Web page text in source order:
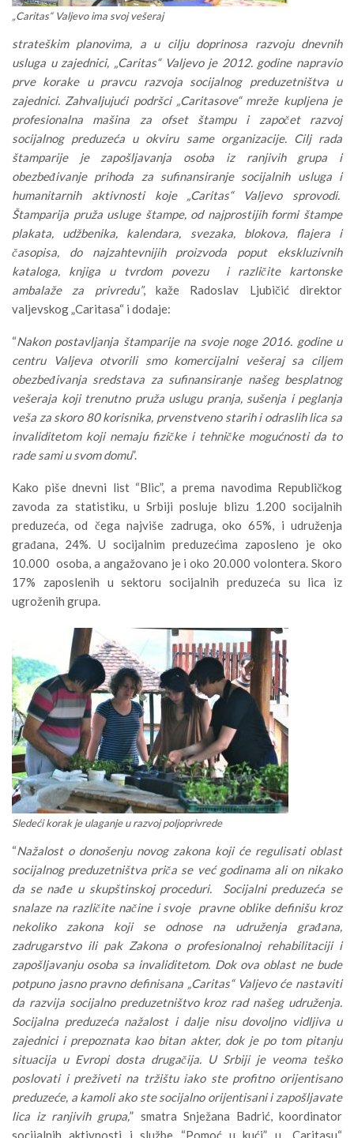
„Caritas“ Valjevo ima svoj vešeraj
strateškim planovima, a u cilju doprinosa razvoju dnevnih
usluga u zajednici, „Caritas“ Valjevo je 2012. godine napravio
prve korake u pravcu razvoja socijalnog preduzetništva u
zajednici. Zahvaljujući podršci „Caritasove“ mreže kupljena je
profesionalna mašina za ofset štampu i započet razvoj
socijalnog preduzeća u okviru same organizacije. Cilj rada
štamparije je zapošljavanja osoba iz ranjivih grupa i
obezbeđivanje prihoda za sufinansiranje socijalnih usluga i
humanitarnih aktivnosti koje „Caritas“ Valjevo sprovodi.
Štamparija pruža usluge štampe, od najprostijih formi štampe
plakata, udžbenika, kalendara, svezaka, blokova, flajera i
časopisa, do najzahtevnijih proizvoda poput ekskluzivnih
kataloga, knjiga u tvrdom povezu i različite kartonske
ambalaže za privredu”, kaže Radoslav Ljubičić direktor
valjevskog „Caritasa“ i dodaje:
“Nakon postavljanja štamparije na svoje noge 2016. godine u
centru Valjeva otvorili smo komercijalni vešeraj sa ciljem
obezbeđivanja sredstava za sufinansiranje našeg besplatnog
vešeraja koji trenutno pruža uslugu pranja, sušenja i peglanja
veša za skoro 80 korisnika, prvenstveno starih i odraslih lica sa
invaliditetom koji nemaju fizičke i tehničke mogućnosti da to
rade sami u svom domu”.
Kako piše dnevni list “Blic”, a prema navodima Republičkog
zavoda za statistiku, u Srbiji posluje blizu 1.200 socijalnih
preduzeća, od čega najviše zadruga, oko 65%, i udruženja
građana, 24%. U socijalnim preduzećima zaposleno je oko
10.000 osoba, a angažovano je i oko 20.000 volontera. Skoro
17% zaposlenih u sektoru socijalnih preduzeća su lica iz
ugroženih grupa.
Sledeći korak je ulaganje u razvoj poljoprivrede
“Nažalost o donošenju novog zakona koji će regulisati oblast
socijalnog preduzetništva priča se već godinama ali on nikako
da se nađe u skupštinskoj proceduri. Socijalni preduzeća se
snalaze na različite načine i svoje pravne oblike definišu kroz
nekoliko zakona koji se odnose na udruženja građana,
zadrugarstvo ili pak Zakona o profesionalnoj rehabilitaciji i
zapošljavanju osoba sa invaliditetom. Dok ova oblast ne bude
potpuno jasno pravno definisana „Caritas“ Valjevo će nastaviti
da razvija socijalno preduzetništvo kroz rad našeg udruženja.
Socijalna preduzeća nažalost i dalje nisu dovoljno vidljiva u
zajednici i prepoznata kao bitan akter, dok je po tom pitanju
situacija u Evropi dosta drugačija. U Srbiji je veoma teško
poslovati i preživeti na tržištu iako ste profitno orijentisano
preduzeće, a kamoli ako ste socijalno orijentisani i zapošljavate
lica iz ranjivih grupa,” smatra Snježana Badrić, koordinator
socijalnih aktivnosti i službe “Pomoć u kući” u „Caritasu“